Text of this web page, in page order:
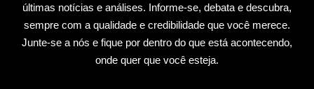
últimas notícias e análises. Informe-se, debata e descubra,
sempre com a qualidade e credibilidade que você merece.
Junte-se a nós e fique por dentro do que está acontecendo,
onde quer que você esteja.